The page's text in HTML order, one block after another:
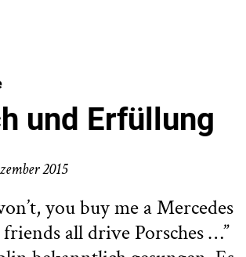
und Erfüllung
2015
you buy me a Mercedes
all drive Porsches …”